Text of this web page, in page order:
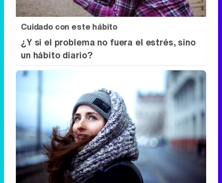
Cuidado con este hábito
¿Y si el problema no fuera el estrés, sino
un hábito diario?